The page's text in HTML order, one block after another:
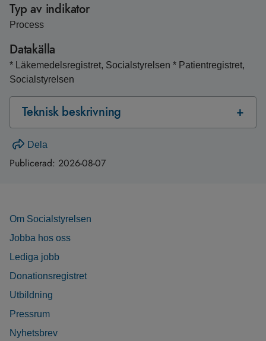
Typ av indikator
Process
Datakälla
* Läkemedelsregistret, Socialstyrelsen * Patientregistret,
Socialstyrelsen
Teknisk beskrivning
Dela
Publicerad: 2026-08-07
Om Socialstyrelsen
Jobba hos oss
Lediga jobb
Donationsregistret
Utbildning
Pressrum
Nyhetsbrev